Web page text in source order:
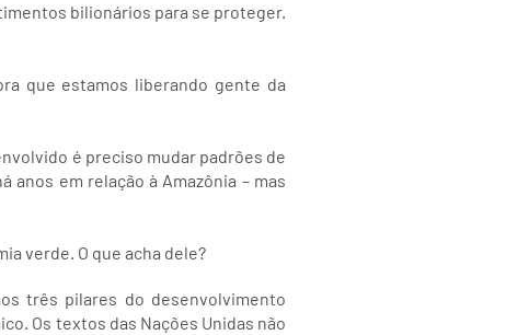
bilionários para se proteger.
que estamos liberando gente da
é preciso mudar padrões de
em relação à Amazônia – mas
verde. O que acha dele?
três pilares do desenvolvimento
Os textos das Nações Unidas não